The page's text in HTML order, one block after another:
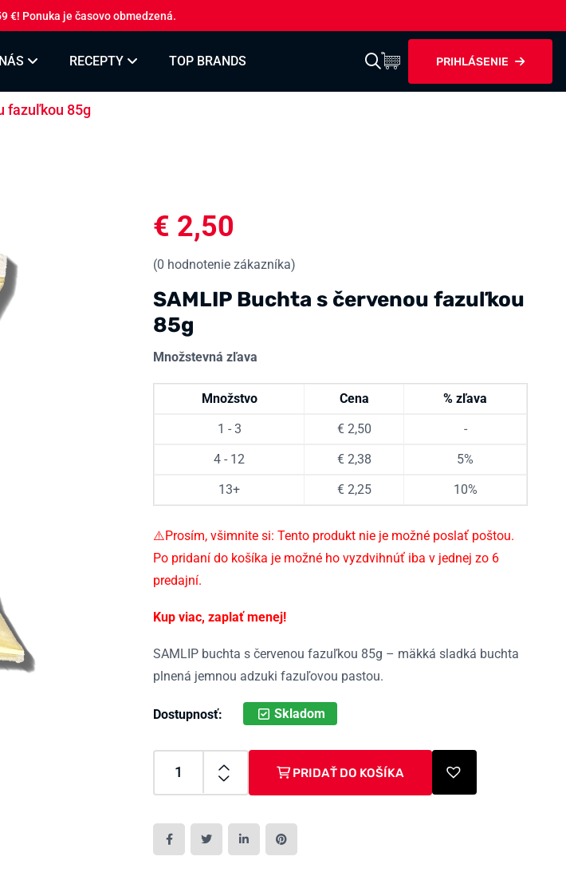
€! Ponuka je časovo obmedzená.
RECEPTY TOP BRANDS PRIHLÁSENIE
fazuľkou 85g
€ 2,50
(0 hodnotenie zákazníka)
SAMLIP Buchta s červenou fazuľkou
85g
Množstevná zľava
Množstvo Cena
% zľava
1 - 3
€2,50
-
4 - 12
€2,38
5%
13+
€2,25 10%
⚠️Prosím, všimnite si: Tento produkt nie je možné poslať poštou.
Po pridaní do košíka je možné ho vyzdvihnúť iba v jednej zo 6
predajní.
Kup viac, zaplať menej!
SAMLIP buchta s červenou fazuľkou 85g – mäkká sladká buchta
plnená jemnou adzuki fazuľovou pastou.
Dostupnosť: Skladom
PRIDAŤ DO KOŠÍKA